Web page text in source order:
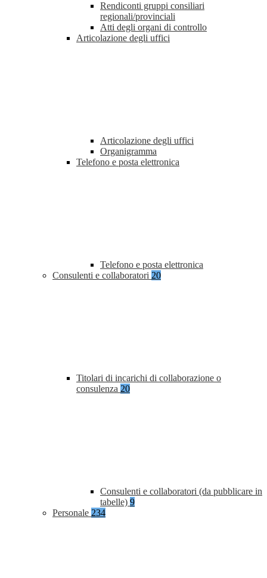
Rendiconti gruppi consiliari
regionali/provinciali
Atti degli organi di controllo
Articolazione degli uffici
Articolazione degli uffici
Organigramma
Telefono e posta elettronica
Telefono e posta elettronica
Consulenti e collaboratori 20
Titolari di incarichi di collaborazione o
consulenza 20
Consulenti e collaboratori (da pubblicare in
tabelle) 9
Personale 234